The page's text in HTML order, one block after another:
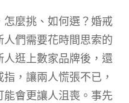
麼挑、如何選？婚戒
們需要花時間思索的
逛上數家品牌後，還
，讓兩人慌張不已，
會更讓人沮喪。事先